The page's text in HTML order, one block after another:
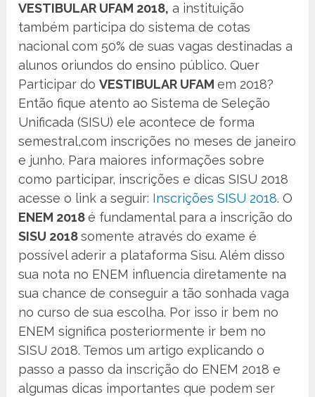
VESTIBULAR UFAM 2018, a instituição
também participa do sistema de cotas
nacional com 50% de suas vagas destinadas a
alunos oriundos do ensino público. Quer
Participar doVESTIBULAR UFAMem 2018?
Então fique atento ao Sistema de Seleção
Unificada (SISU) ele acontece de forma
semestral,com inscrições no meses de janeiro
e junho. Para maiores informações sobre
como participar, inscrições e dicas SISU 2018
acesse o link a seguir: Inscrições SISU 2018. O
ENEM 2018é fundamental para a inscrição do
SISU 2018somente através do exame é
possível aderir a plataforma Sisu. Além disso
sua nota no ENEM influencia diretamente na
sua chance de conseguir a tão sonhada vaga
no curso de sua escolha. Por isso ir bem no
ENEM significa posteriormente ir bem no
SISU 2018. Temos um artigo explicando o
passo a passo da inscrição do ENEM 2018 e
algumas dicas importantes que podem ser